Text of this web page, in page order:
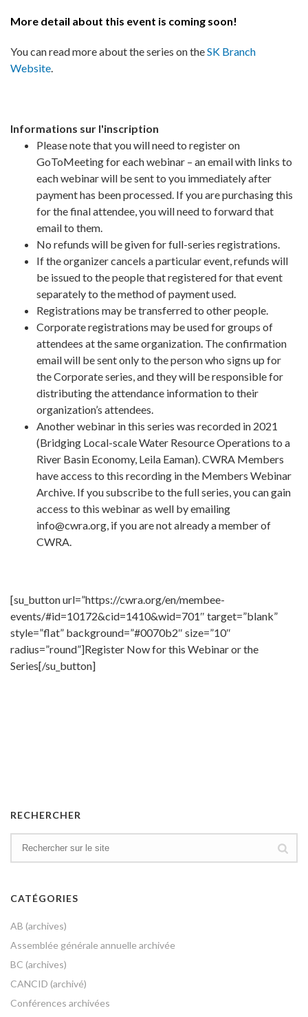
More detail about this event is coming soon!
You can read more about the series on theSK Branch
Website.
Informations sur l'inscription
Please note that you will need to register on
GoToMeeting for each webinar – an email with links to
each webinar will be sent to you immediately after
payment has been processed. If you are purchasing this
for the final attendee, you will need to forward that
email to them.
No refunds will be given for full-series registrations.
If the organizer cancels a particular event, refunds will
be issued to the people that registered for that event
separately to the method of payment used.
Registrations may be transferred to other people.
Corporate registrations may be used for groups of
attendees at the same organization. The confirmation
email will be sent only to the person who signs up for
the Corporate series, and they will be responsible for
distributing the attendance information to their
organization’s attendees.
Another webinar in this series was recorded in 2021
(Bridging Local-scale Water Resource Operations to a
River Basin Economy, Leila Eaman). CWRA Members
have access to this recording in the Members Webinar
Archive. If you subscribe to the full series, you can gain
access to this webinar as well by emailing
info@cwra.org, if you are not already a member of
CWRA.
[su_button url=”https://cwra.org/en/membee-
events/#id=10172&cid=1410&wid=701″ target=”blank”
style=”flat” background=”#0070b2″ size=”10″
radius=”round”]Register Now for this Webinar or the
Series[/su_button]
RECHERCHER
CATÉGORIES
AB (archives)
Assemblée générale annuelle archivée
BC (archives)
CANCID (archivé)
Conférences archivées